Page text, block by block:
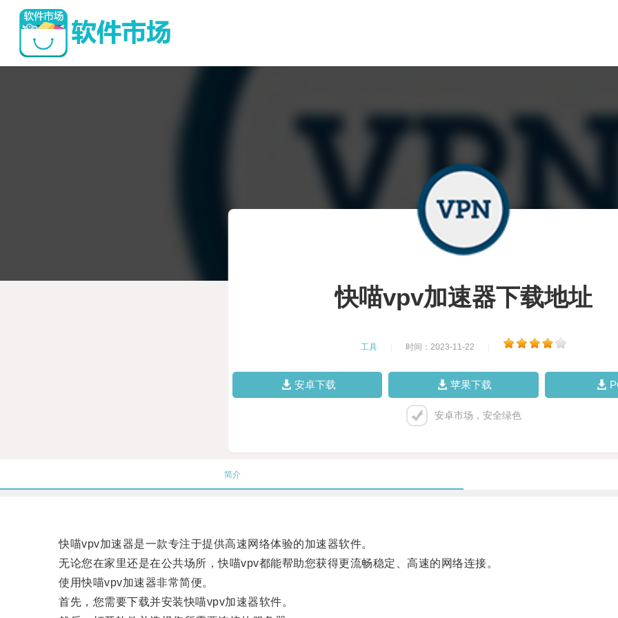
快喵vpv加速器下载地址
工具 时间：2023-11-22
安卓下载 苹果下载
安卓市场，安全绿色
简介
快喵vpv加速器是一款专注于提供高速网络体验的加速器软件。
无论您在家里还是在公共场所，快喵vpv都能帮助您获得更流畅稳定、高速的网络连接。
使用快喵vpv加速器非常简便。
首先，您需要下载并安装快喵vpv加速器软件。